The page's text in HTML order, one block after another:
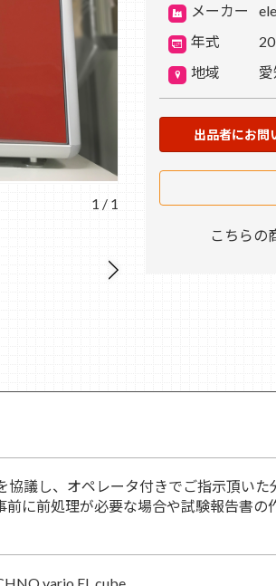
1 / 1
メーカー
年式
地域
出品者にお問
こちらの
協議し、オペレータ付きでご指示頂い
前に前処理が必要な場合や試験報告書